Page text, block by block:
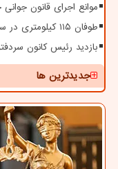
موانع اجرای قانون
طوفان ۱۱۵ کیلومتری در سیستان
بازدید رئیس کانون
جدیدترین ها